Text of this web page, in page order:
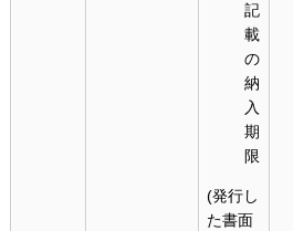
記
載
の
納
入
期
限
(発行し
た書面